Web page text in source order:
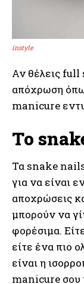
instyle
Αν θέλεις full
απόχρωση
manicure
Το
Τα snake nails
για να είναι
αποχρώσεις
μπορούν να
φορέσιμα.
είτε ένα πιο
είναι η
manicure σου